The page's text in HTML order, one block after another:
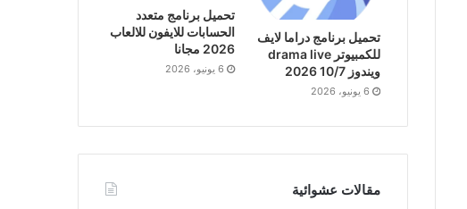
تحميل برنامج دراما لايف
للكمبيوتر drama live
ويندوز 10/7 2026
6 يونيو، 2026
تحميل برنامج متعدد
الحسابات للايفون للالعاب
2026 مجانا
6 يونيو، 2026
مقالات عشوائية